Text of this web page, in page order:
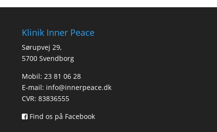
Klinik Inner Peace
Sørupvej 29,
5700 Svendborg
Mobil: 23 81 06 28
E-mail: info@innerpeace.dk
CVR: 83836555
Find os på Facebook